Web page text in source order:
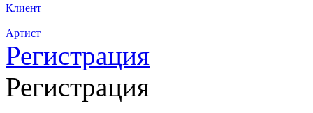
Клиент
Артист
Регистрация
Регистрация